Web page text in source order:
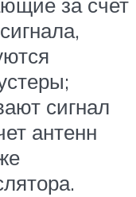
сигнал
антенн